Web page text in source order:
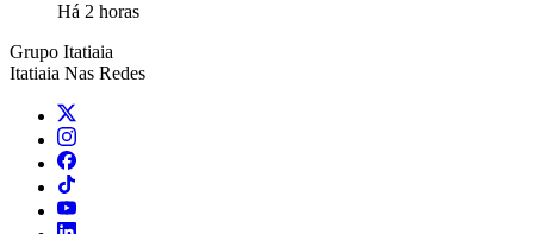
Há 2 horas
Grupo Itatiaia
Itatiaia Nas Redes